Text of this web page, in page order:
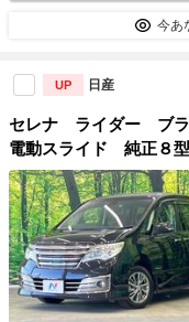
今あ
UP 日産
セレナ ライダー ブ
電動スライド 純正８
ラ エマージェンシー
ンキープ スマート
車線逸脱警報 オート